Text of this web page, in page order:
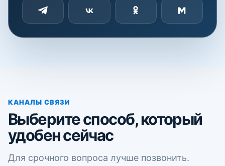
КАНАЛЫ СВЯЗИ
Выберите способ, который
удобен сейчас
Для срочного вопроса лучше позвонить.